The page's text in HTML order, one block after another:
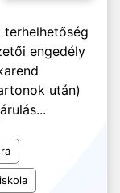
engedély
után)